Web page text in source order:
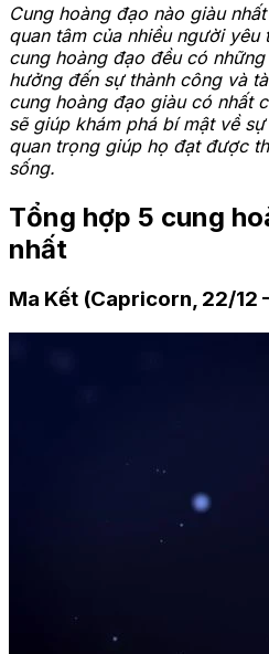
Cung hoàng đạo nào giàu
quan tâm của nhiều người
cung hoàng đạo đều có
hưởng đến sự thành công và
cung hoàng đạo giàu có nhất
sẽ giúp khám phá bí mật về
quan trọng giúp họ đạt được
sống.
Tổng hợp 5 cung
nhất
Ma Kết (Capricorn, 22/12